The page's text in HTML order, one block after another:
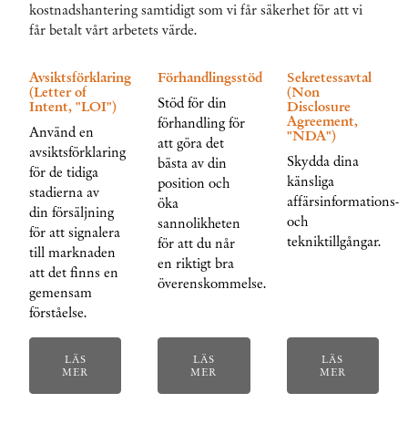
kostnadshantering samtidigt som vi får säkerhet för att vi
får betalt vårt arbetets värde.
Avsiktsförklaring
(Letter of
Intent, "LOI")
Använd en
avsiktsförklaring
för de tidiga
stadierna av
din försäljning
för att signalera
till marknaden
att det finns en
gemensam
förståelse.
LÄS
MER
Förhandlingsstöd
Stöd för din
förhandling för
att göra det
bästa av din
position och
öka
sannolikheten
för att du når
en riktigt bra
överenskommelse.
LÄS
MER
Sekretessavtal
(Non
Disclosure
Agreement,
"NDA")
Skydda dina
känsliga
affärsinformations-
och
tekniktillgångar.
LÄS
MER